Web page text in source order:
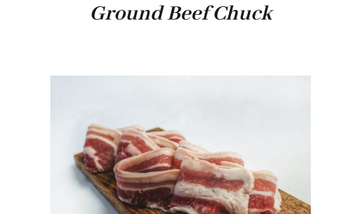
Ground Beef Chuck